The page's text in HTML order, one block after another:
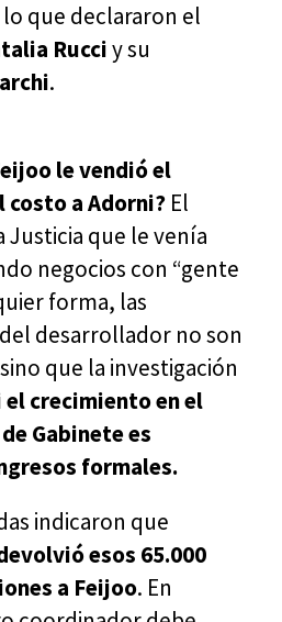
que declararon el
Rucciy su
.
le vendió el
a Adorni? El
que le venía
negocios con “gente
forma, las
desarrollador no son
que la investigación
el crecimiento en el
Gabinete es
formales.
indicaron que
esos 65.000
a Feijoo. En